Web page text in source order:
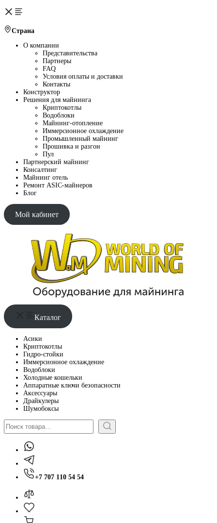
Страна
О компании
Представительства
Партнеры
FAQ
Условия оплаты и доставки
Контакты
Конструктор
Решения для майнинга
Криптокотлы
Водоблоки
Майнинг-отопление
Иммерсионное охлаждение
Промышленный майнинг
Прошивка и разгон
Пул
Партнерский майнинг
Консалтинг
Майнинг отель
Ремонт ASIC-майнеров
Блог
Мой кабинет
Каталог
Асики
Криптокотлы
Гидро-стойки
Иммерсионное охлаждение
Водоблоки
Холодные кошельки
Аппаратные ключи безопасности
Аксессуары
Драйкулеры
Шумобоксы
Поиск
+7 707 110 54 54